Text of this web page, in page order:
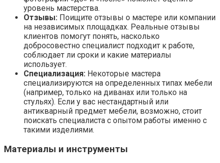
уровень мастерства.
Отзывы: Поищите отзывы о мастере или компании
на независимых площадках. Реальные отзывы
клиентов помогут понять, насколько
добросовестно специалист подходит к работе,
соблюдает ли сроки и какие материалы
использует.
Специализация: Некоторые мастера
специализируются на определенных типах мебели
(например, только на диванах или только на
стульях). Если у вас нестандартный или
антикварный предмет мебели, возможно, стоит
поискать специалиста с опытом работы именно с
такими изделиями.
Материалы и инструменты